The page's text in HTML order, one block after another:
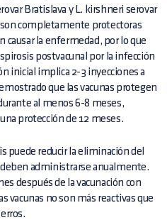
Bratislava y L. kirshneri serovar
completamente protectoras
causar la enfermedad, por lo que
postvacunal por la infección
inicial implica 2-3 inyecciones a
que las vacunas protegen
al menos 6-8 meses,
protección de 12 meses.
puede reducir la eliminación del
deben administrarse anualmente.
después de la vacunación con
vacunas no son más reactivas que